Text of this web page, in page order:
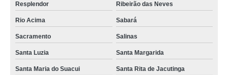
Resplendor Ribeirão das Neves
Rio Acima Sabará
Sacramento Salinas
Santa Luzia Santa Margarida
Santa Maria do Suacui Santa Rita de Jacutinga